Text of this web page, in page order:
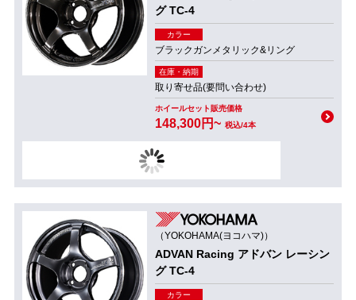
グ TC-4
カラー
ブラックガンメタリック&リング
在庫・納期
取り寄せ品(要問い合わせ)
ホイールセット販売価格
148,300円~ 税込/4本
（YOKOHAMA(ヨコハマ)）
ADVAN Racing アドバン レーシン
グ TC-4
カラー